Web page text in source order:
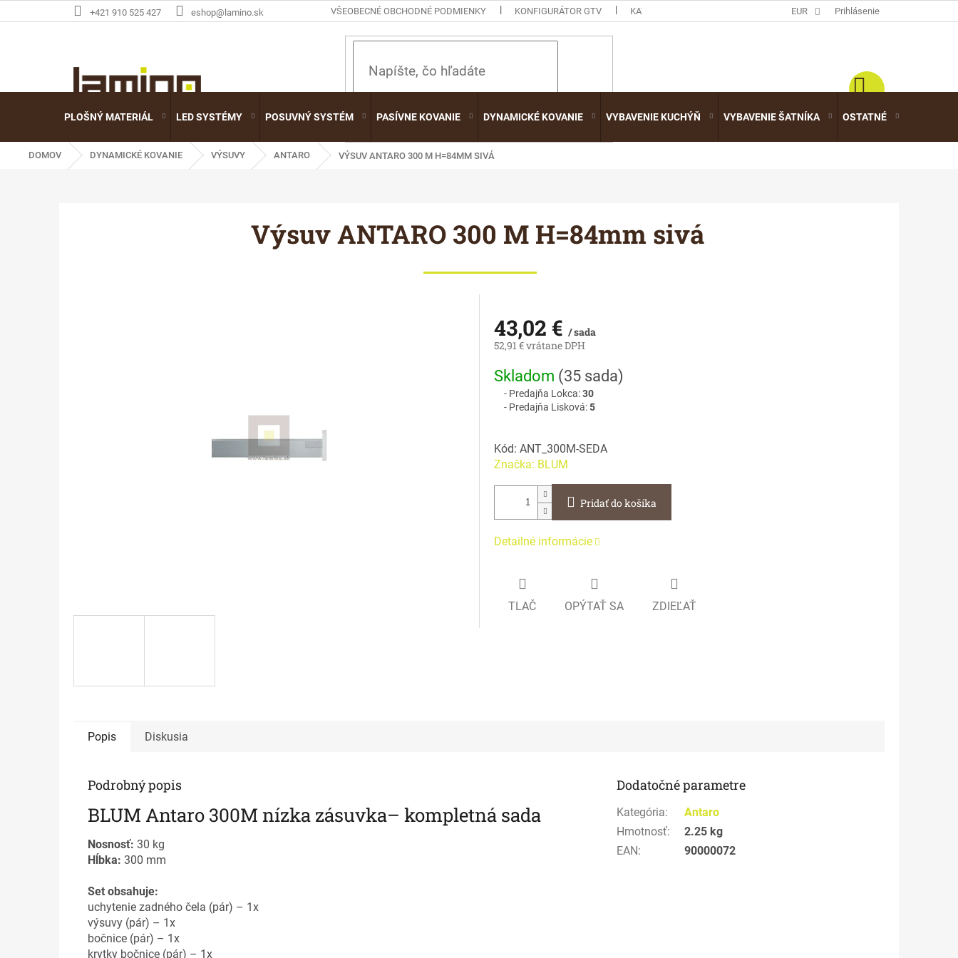
na
+421 910 525 427 eshop@lamino.sk VŠEOBECNÉ OBCHODNÉ PODMIENKY KONFIGURÁTOR GTV KATALÓGY EUR Prihlásenie
HĽADAŤ
PLOŠNÝ MATERIÁL LED SYSTÉMY POSUVNÝ SYSTÉM PASÍVNE KOVANIE DYNAMICKÉ KOVANIE VYBAVENIE KUCHÝŇ VYBAVENIE ŠATNÍKA OSTATNÉ
DOMOV DYNAMICKÉ KOVANIE VÝSUVY ANTARO VÝSUV ANTARO 300 M H=84MM SIVÁ
Výsuv ANTARO 300 M H=84mm sivá
43,02 € / sada
52,91 € vrátane DPH
Jednotková
cena:
Skladom (35 sada)
Predajňa Lokca:30
Predajňa Lisková:5
Kód: ANT_300M-SEDA
Značka: BLUM
Pridať do košíka
Detailné informácie
TLAČ OPÝTAŤ SA ZDIEĽAŤ
Popis Diskusia
Podrobný popis
BLUM Antaro 300M nízka zásuvka– kompletná sada
Nosnosť: 30 kg
Hĺbka: 300 mm
Set obsahuje:
uchytenie zadného čela (pár) – 1x
výsuvy (pár) – 1x
bočnice (pár) – 1x
krytky bočnice (pár) – 1x
Dodatočné parametre
Kategória:
Antaro
Hmotnosť:
2.25 kg
EAN: 90000072